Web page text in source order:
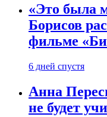
«Это была
Борисов
фильме
6 дней спустя
Анна
не будет